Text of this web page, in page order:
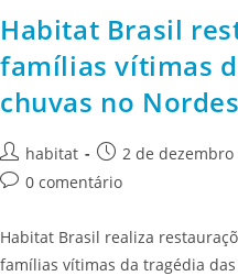
Habitat Brasil
famílias vítimas
chuvas no
habitat 2 de dezembro
0 comentário
Habitat Brasil realiza
famílias vítimas da tragédia